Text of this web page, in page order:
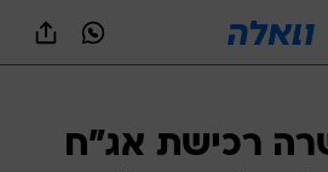
רכישת אג"ח